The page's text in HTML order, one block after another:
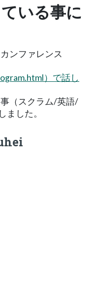
いる事に
ンファレンス
）で話し
（スクラム/英語/
ました。